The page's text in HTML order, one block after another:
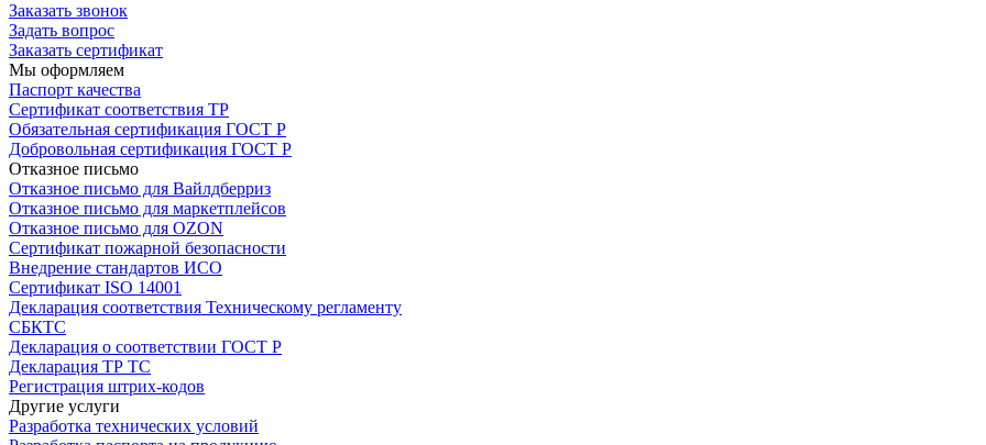
Заказать звонок
Задать вопрос
Заказать сертификат
Мы оформляем
Паспорт качества
Сертификат соответствия ТР
Обязательная сертификация ГОСТ Р
Добровольная сертификация ГОСТ Р
Отказное письмо
Отказное письмо для Вайлдберриз
Отказное письмо для маркетплейсов
Отказное письмо для OZON
Сертификат пожарной безопасности
Внедрение стандартов ИСО
Сертификат ISO 14001
Декларация соответствия Техническому регламенту
СБКТС
Декларация о соответствии ГОСТ Р
Декларация ТР ТС
Регистрация штрих-кодов
Другие услуги
Разработка технических условий